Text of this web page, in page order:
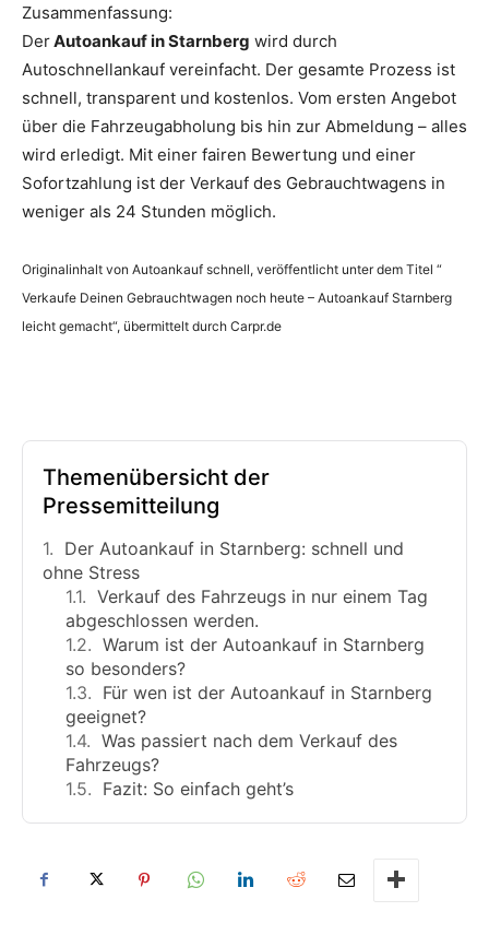
Zusammenfassung:
DerAutoankauf in Starnberg wird durch
Autoschnellankauf vereinfacht. Der gesamte Prozess ist
schnell, transparent und kostenlos. Vom ersten Angebot
über die Fahrzeugabholung bis hin zur Abmeldung – alles
wird erledigt. Mit einer fairen Bewertung und einer
Sofortzahlung ist der Verkauf des Gebrauchtwagens in
weniger als 24 Stunden möglich.
Originalinhalt von Autoankauf schnell, veröffentlicht unter dem Titel “
Verkaufe Deinen Gebrauchtwagen noch heute – Autoankauf Starnberg
leicht gemacht“, übermittelt durch Carpr.de
Themenübersicht der
Pressemitteilung
Der Autoankauf in Starnberg: schnell und
ohne Stress
Verkauf des Fahrzeugs in nur einem Tag
abgeschlossen werden.
Warum ist der Autoankauf in Starnberg
so besonders?
Für wen ist der Autoankauf in Starnberg
geeignet?
Was passiert nach dem Verkauf des
Fahrzeugs?
Fazit: So einfach geht’s